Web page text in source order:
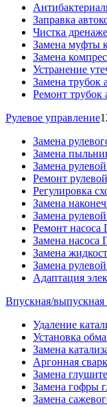
Заправка
Чистка
Замена муфты
Замена
Устранение
Замена трубок
Ремонт трубок
Рулевое управление
Замена
Замена
Замена
Ремонт
Регулировка
Замена
Замена
Ремонт насоса
Замена насоса
Замена
Замена
Адаптация
Впускная/выпускная
Удаление
Установка
Замена
Аргонная
Замена
Замена гофры
Замена